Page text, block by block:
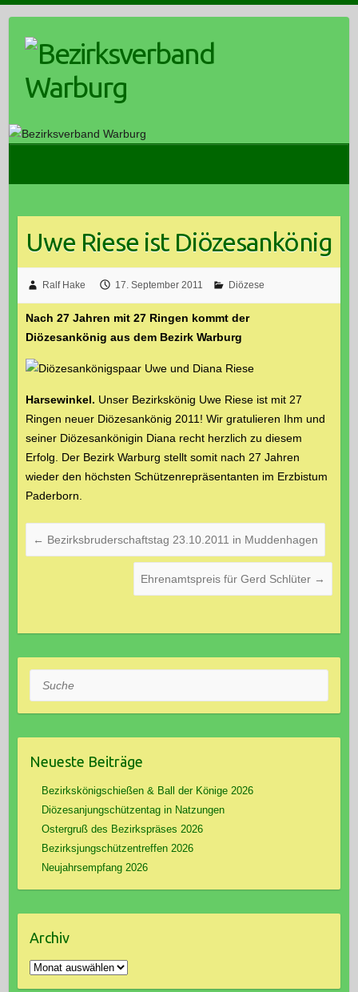
content
Uwe Riese ist Diözesankönig
Ralf Hake 17. September 2011 Diözese
Nach 27 Jahren mit 27 Ringen kommt der
Diözesankönig aus dem Bezirk Warburg
Harsewinkel. Unser Bezirkskönig Uwe Riese ist mit 27
Ringen neuer Diözesankönig 2011! Wir gratulieren Ihm und
seiner Diözesankönigin Diana recht herzlich zu diesem
Erfolg. Der Bezirk Warburg stellt somit nach 27 Jahren
wieder den höchsten Schützenrepräsentanten im Erzbistum
Paderborn.
← Bezirksbruderschaftstag 23.10.2011 in Muddenhagen
Ehrenamtspreis für Gerd Schlüter →
Suche
Neueste Beiträge
Bezirkskönigschießen & Ball der Könige 2026
Diözesanjungschützentag in Natzungen
Ostergruß des Bezirkspräses 2026
Bezirksjungschützentreffen 2026
Neujahrsempfang 2026
Archiv
Archiv